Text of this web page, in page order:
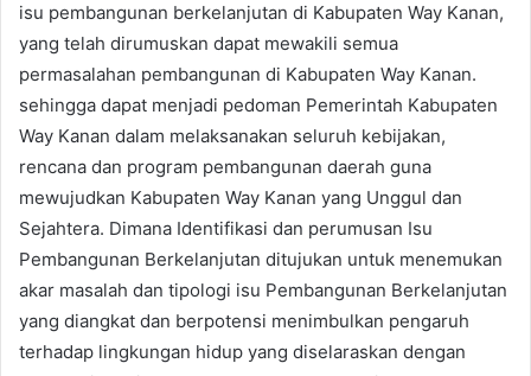
isu pembangunan berkelanjutan di Kabupaten Way Kanan,
yang telah dirumuskan dapat mewakili semua
permasalahan pembangunan di Kabupaten Way Kanan.
sehingga dapat menjadi pedoman Pemerintah Kabupaten
Way Kanan dalam melaksanakan seluruh kebijakan,
rencana dan program pembangunan daerah guna
mewujudkan Kabupaten Way Kanan yang Unggul dan
Sejahtera. Dimana Identifikasi dan perumusan Isu
Pembangunan Berkelanjutan ditujukan untuk menemukan
akar masalah dan tipologi isu Pembangunan Berkelanjutan
yang diangkat dan berpotensi menimbulkan pengaruh
terhadap lingkungan hidup yang diselaraskan dengan